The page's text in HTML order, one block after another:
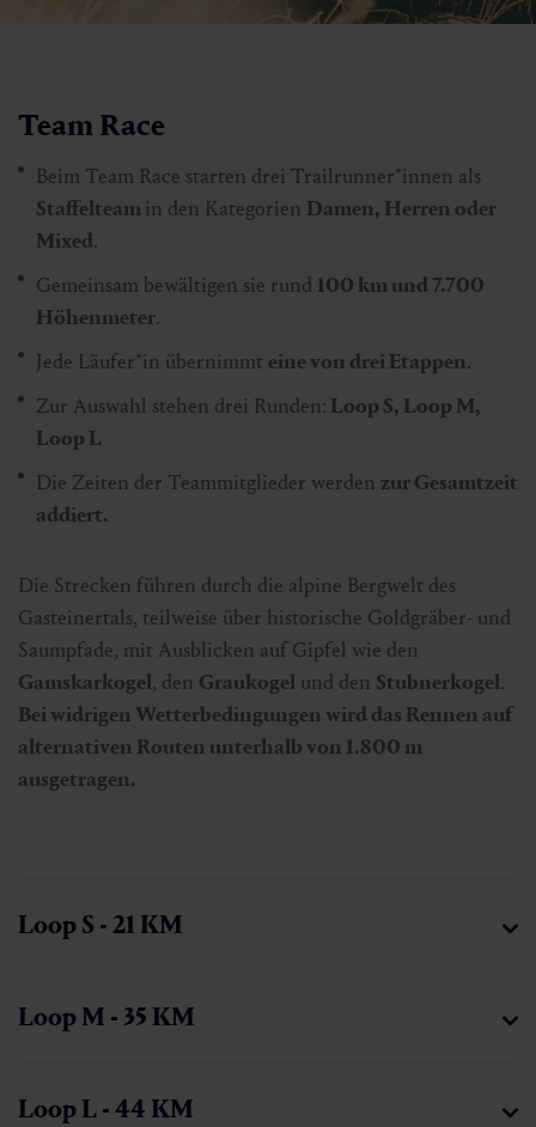
Team Race
Beim Team Race starten drei Trailrunner*innen als
Staffelteamin den Kategorien Damen, Herren oder
Mixed.
Gemeinsam bewältigen sie rund 100 km und 7.700
Höhenmeter.
Jede Läufer*in übernimmt eine von drei Etappen.
Zur Auswahl stehen drei Runden: Loop S, Loop M,
Loop L
Die Zeiten der Teammitglieder werden zur Gesamtzeit
addiert.
Die Strecken führen durch die alpine Bergwelt des
Gasteinertals, teilweise über historische Goldgräber- und
Saumpfade, mit Ausblicken auf Gipfel wie den
Gamskarkogel, den Graukogel und den Stubnerkogel.
Bei widrigen Wetterbedingungen wird das Rennen auf
alternativen Routen unterhalb von 1.800 m
ausgetragen.
Loop S - 21 KM
Loop M - 35 KM
Loop L - 44 KM